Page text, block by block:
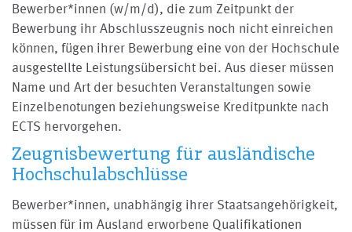
Bewerber*innen (w/m/d), die zum Zeitpunkt der
Bewerbung ihr Abschlusszeugnis noch nicht einreichen
können, fügen ihrer Bewerbung eine von der Hochschule
ausgestellte Leistungsübersicht bei. Aus dieser müssen
Name und Art der besuchten Veranstaltungen sowie
Einzelbenotungen beziehungsweise Kreditpunkte nach
ECTS hervorgehen.
Zeugnisbewertung für ausländische
Hochschulabschlüsse
Bewerber*innen, unabhängig ihrer Staatsangehörigkeit,
müssen für im Ausland erworbene Qualifikationen